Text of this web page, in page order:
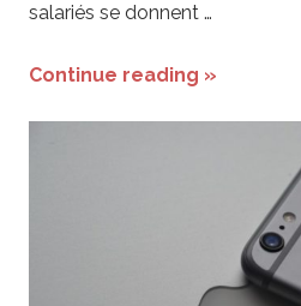
salariés se donnent …
Continue reading »